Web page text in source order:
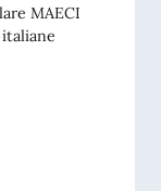
MAECI
DELLE